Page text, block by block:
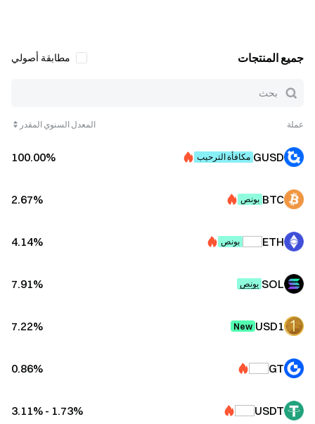
جميع المنتجات مطابقة أصولي
عملة المعدل السنوي المقدر
GUSD مكافأة الترحيب ⁩%‏100.00⁦
BTC بونص ⁩%‏2.67⁦
ETH بونص ⁩%‏4.14⁦
SOL بونص ⁩%‏7.91⁦
USD1
New
⁩%‏7.22⁦
GT
⁩%‏0.86⁦
USDT
⁩%‏1.73⁦ - ⁩%‏3.11⁦